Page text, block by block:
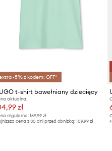
-5% z kodem: OFF*
t-shirt bawełniany dziecięcy
aktualna:
zł
regularna: 169,99 zł
cena z 30 dni przed obniżką: 109,99 zł